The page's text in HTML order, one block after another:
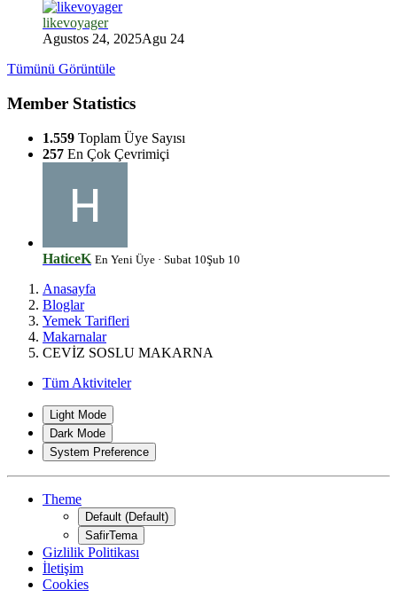
likevoyager
Agustos 24, 2025Agu 24
Tümünü Görüntüle
Member Statistics
1.559 Toplam Üye Sayısı
257 En Çok Çevrimiçi
HaticeK En Yeni Üye · Subat 10Şub 10
Anasayfa
Bloglar
Yemek Tarifleri
Makarnalar
CEVİZ SOSLU MAKARNA
Tüm Aktiviteler
Light Mode
Dark Mode
System Preference
Theme
Default (Default)
SafirTema
Gizlilik Politikası
İletişim
Cookies